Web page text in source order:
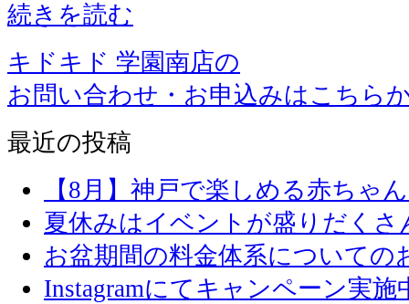
続きを読む
キドキド 学園南店の
お問い合わせ・お申込みはこちら
最近の投稿
【8月】神戸で楽しめる赤ちゃ
夏休みはイベントが盛りだくさ
お盆期間の料金体系についての
Instagramにてキャンペーン実施